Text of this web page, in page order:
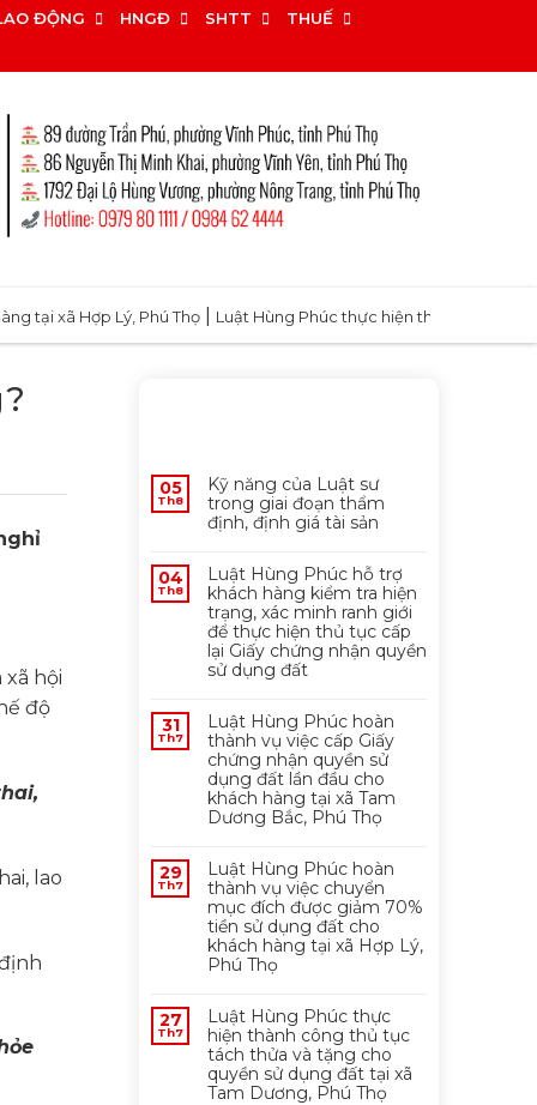
ĐỘNG HNGĐ SHTT
THUẾ
Lý, Phú Thọ |Luật Hùng Phúc thực hiện thành công thủ tục
hội
độ
lao
05
Th8
Kỹ năng của Luật sư
trong giai đoạn thẩm
định, định giá tài sản
04
Th8
Luật Hùng Phúc hỗ trợ
khách hàng kiểm tra hiện
trạng, xác minh ranh giới
để thực hiện thủ tục cấp
lại Giấy chứng nhận quyền
sử dụng đất
31
Th7
Luật Hùng Phúc hoàn
thành vụ việc cấp Giấy
chứng nhận quyền sử
dụng đất lần đầu cho
khách hàng tại xã Tam
Dương Bắc, Phú Thọ
29
Th7
Luật Hùng Phúc hoàn
thành vụ việc chuyển
mục đích được giảm 70%
tiền sử dụng đất cho
khách hàng tại xã Hợp Lý,
Phú Thọ
27
Th7
Luật Hùng Phúc thực
hiện thành công thủ tục
tách thửa và tặng cho
quyền sử dụng đất tại xã
Tam Dương, Phú Thọ